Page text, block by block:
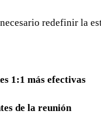
necesario redefinir la
1:1 más efectivas
de la reunión